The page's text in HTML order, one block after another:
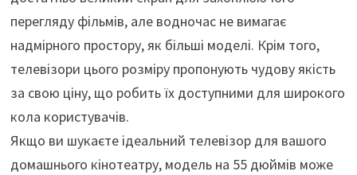
перегляду фільмів, але водночас не вимагає
надмірного простору, як більші моделі. Крім того,
телевізори цього розміру пропонують чудову якість
за свою ціну, що робить їх доступними для широкого
кола користувачів.
Якщо ви шукаєте ідеальний телевізор для вашого
домашнього кінотеатру, модель на 55 дюймів може